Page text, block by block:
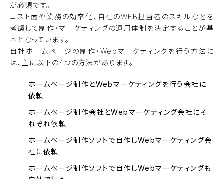
が必須です。
コスト面や業務の効率化、自社のWEB担当者のスキルなどを
考慮して制作・マーケティングの運用体制を決定することが基
本となっています。
自社ホームページの制作・Webマーケティングを行う方法に
は、主に以下の4つの方法があります。
ホームページ制作とWebマーケティングを行う会社に
依頼
ホームページ制作会社とWebマーケティング会社にそ
れぞれ依頼
ホームページ制作ソフトで自作しWebマーケティング会
社に依頼
ホームページ制作ソフトで自作しWebマーケティングも